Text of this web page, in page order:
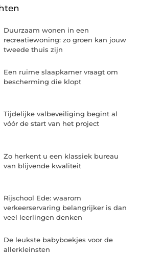
Duurzaam wonen in een
recreatiewoning: zo groen kan jouw
tweede thuis zijn
Een ruime slaapkamer vraagt om
bescherming die klopt
Tijdelijke valbeveiliging begint al
vóór de start van het project
Zo herkent u een klassiek bureau
van blijvende kwaliteit
Rijschool Ede: waarom
verkeerservaring belangrijker is dan
veel leerlingen denken
De leukste babyboekjes voor de
allerkleinsten